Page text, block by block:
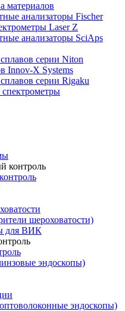
материалов
анализаторы Fischer
Laser Z
анализаторы SciAps
серии Niton
Innov-X Systems
серии Rigaku
шероховатости)
для ВИК
эндоскопы)
эндоскопы)